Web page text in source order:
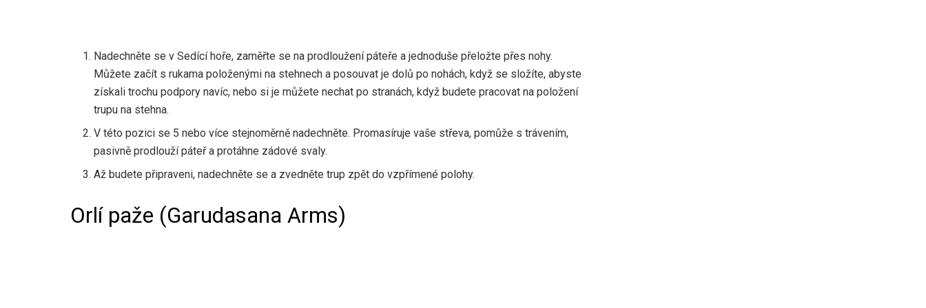
Nadechněte se v Sedící hoře, zaměřte se na prodloužení páteře a jednoduše přeložte přes nohy.
Můžete začít s rukama položenými na stehnech a posouvat je dolů po nohách, když se složíte, abyste
získali trochu podpory navíc, nebo si je můžete nechat po stranách, když budete pracovat na položení
trupu na stehna.
V této pozici se 5 nebo více stejnoměrně nadechněte. Promasíruje vaše střeva, pomůže s trávením,
pasivně prodlouží páteř a protáhne zádové svaly.
Až budete připraveni, nadechněte se a zvedněte trup zpět do vzpřímené polohy.
Orlí paže (Garudasana Arms)